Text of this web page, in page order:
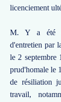
licenciement
M. Y a été
d'entretien par
le 2 septembre
prud'homale le
de résiliation
travail,